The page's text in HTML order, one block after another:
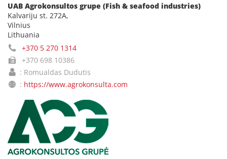
UAB Agrokonsultos grupe (Fish & seafood industries)
Kalvariju st. 272A,
Vilnius
Lithuania
+370 5 270 1314
+370 698 10386
: Romualdas Dudutis
: https://www.agrokonsulta.com